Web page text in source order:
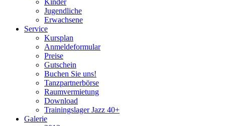
Kinder
Jugendliche
Erwachsene
Service
Kursplan
Anmeldeformular
Preise
Gutschein
Buchen Sie uns!
Tanzpartnerbörse
Raumvermietung
Download
Trainingslager Jazz 40+
Galerie